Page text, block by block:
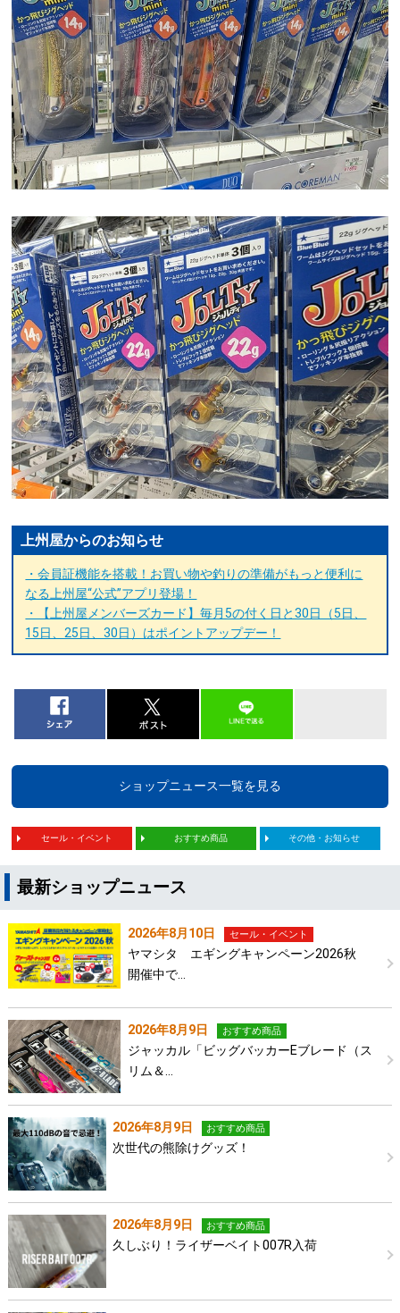
上州屋からのお知らせ
・会員証機能を搭載！お買い物や釣りの準備がもっと便利に
なる上州屋“公式”アプリ登場！
・【上州屋メンバーズカード】毎月5の付く日と30日（5日、
15日、25日、30日）はポイントアップデー！
ショップニュース一覧を見る
セール・イベント おすすめ商品 その他・お知らせ
最新ショップニュース
2026年8月10日 セール・イベント
ヤマシタ エギングキャンペーン2026秋
開催中で…
2026年8月9日 おすすめ商品
ジャッカル「ビッグバッカーEブレード（ス
リム＆…
2026年8月9日 おすすめ商品
次世代の熊除けグッズ！
2026年8月9日 おすすめ商品
久しぶり！ライザーベイト007R入荷